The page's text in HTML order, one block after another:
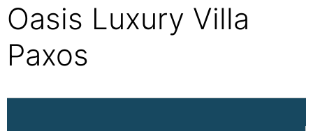
Oasis Luxury Villa
Paxos